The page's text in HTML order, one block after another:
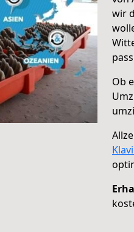
wir
Ob